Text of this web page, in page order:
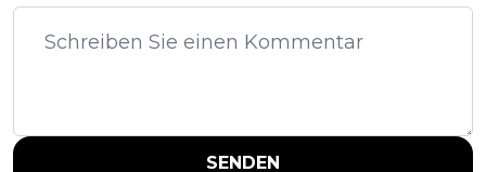
SENDEN